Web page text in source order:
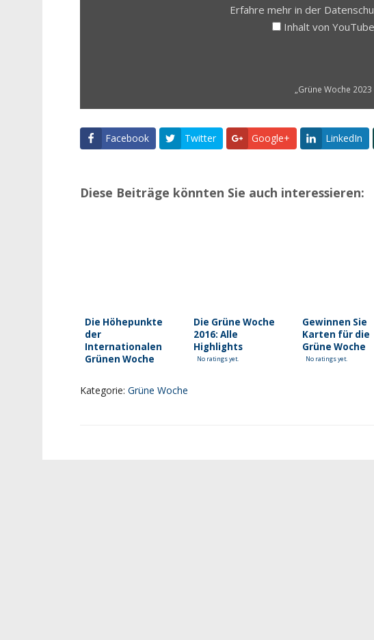
Erfahre mehr in der
Inhalt von
„Grüne Woche
Facebook Twitter Google+ LinkedIn
Diese Beiträge könnten Sie auch interessieren:
Die Höhepunkte
der
Internationalen
Grünen Woche
Die Grüne Woche
2016: Alle
Highlights
No ratings yet.
Gewinnen Sie
Karten für die
Grüne Woche
No ratings yet.
Kategorie: Grüne Woche